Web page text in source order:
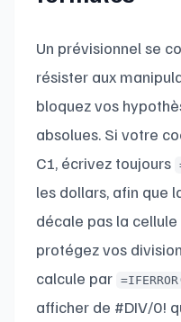
Un prévisionnel se
résister aux
bloquez vos
absolues. Si votre
C1, écrivez toujours
les dollars, afin que
décale pas la
protégez vos
calcule par
afficher de #DIV/0!